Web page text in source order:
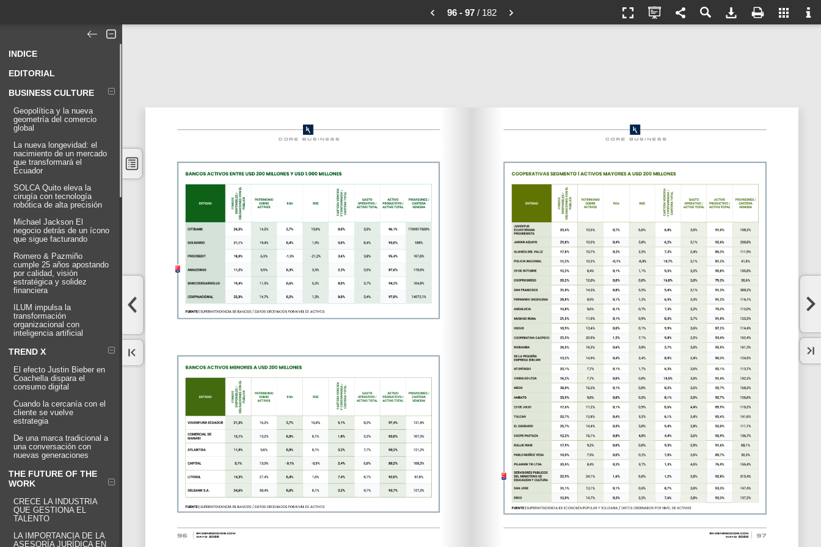
96 - 97/ 182
INDICE
EDITORIAL
BUSINESS CULTURE
Geopolítica y la nueva
geometría del comercio
global
La nueva longevidad: el
nacimiento de un mercado
que transformará el
Ecuador
SOLCA Quito eleva la
cirugía con tecnología
robótica de alta precisión
Michael Jackson El
negocio detrás de un ícono
que sigue facturando
Romero & Pazmiño
cumple 25 años apostando
por calidad, visión
estratégica y solidez
financiera
ILUM impulsa la
transformación
organizacional con
inteligencia artificial
TREND X
El efecto Justin Bieber en
Coachella dispara el
consumo digital
Cuando la cercanía con el
cliente se vuelve
estrategia
De una marca tradicional a
una conversación con
nuevas generaciones
THE FUTURE OF THE
WORK
CRECE LA INDUSTRIA
QUE GESTIONA EL
TALENTO
LA IMPORTANCIA DE LA
ASESORÍA JURÍDICA EN